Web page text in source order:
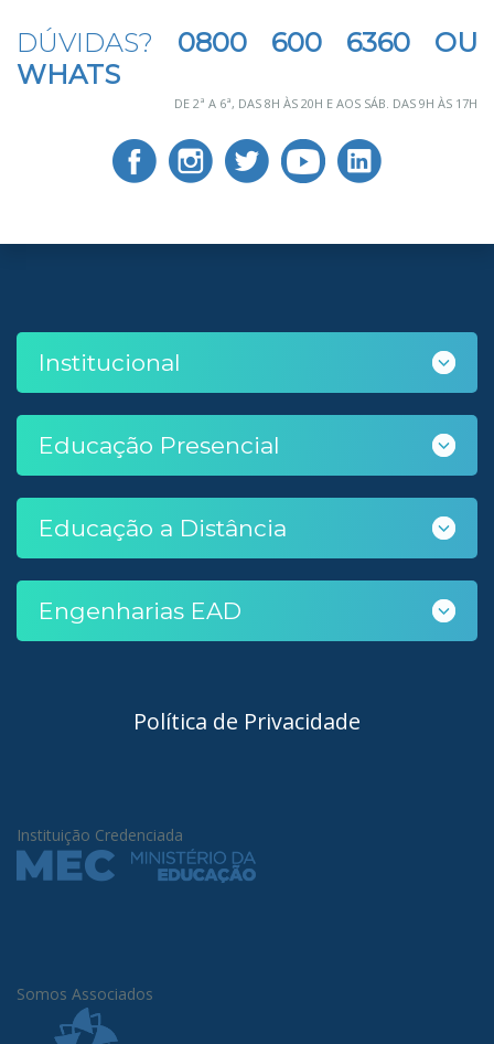
DÚVIDAS? 0800 600 6360 OU
WHATS
DE 2ª A 6ª, DAS 8H ÀS 20H E AOS SÁB. DAS 9H ÀS 17H
Institucional
Educação Presencial
Educação a Distância
Engenharias EAD
Política de Privacidade
Instituição Credenciada
Somos Associados